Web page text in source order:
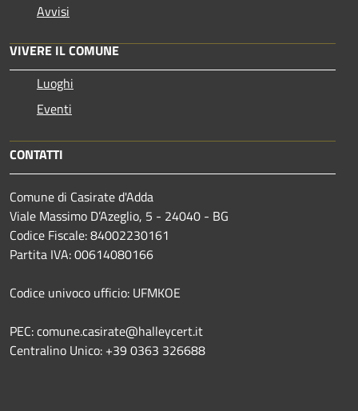
Avvisi
VIVERE IL COMUNE
Luoghi
Eventi
CONTATTI
Comune di Casirate d'Adda
Viale Massimo D’Azeglio, 5 - 24040 - BG
Codice Fiscale: 84002230161
Partita IVA: 00614080166
Codice univoco ufficio: UFMKOE
PEC: comune.casirate@halleycert.it
Centralino Unico: +39 0363 326688